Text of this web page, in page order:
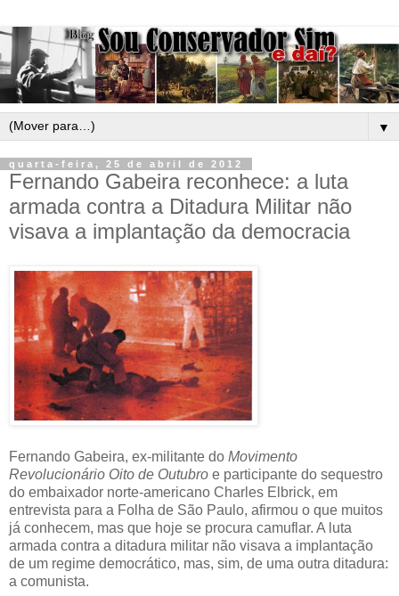
▼
quarta-feira, 25 de abril de 2012
Fernando Gabeira reconhece: a luta
armada contra a Ditadura Militar não
visava a implantação da democracia
Fernando Gabeira, ex-militante do Movimento
Revolucionário Oito de Outubro e participante do sequestro
do embaixador norte-americano Charles Elbrick, em
entrevista para a Folha de São Paulo, afirmou o que muitos
já conhecem, mas que hoje se procura camuflar. A luta
armada contra a ditadura militar não visava a implantação
de um regime democrático, mas, sim, de uma outra ditadura:
a comunista.